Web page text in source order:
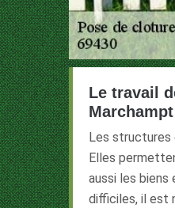
Le travail
Les
Elles
aussi les
difficiles, il est